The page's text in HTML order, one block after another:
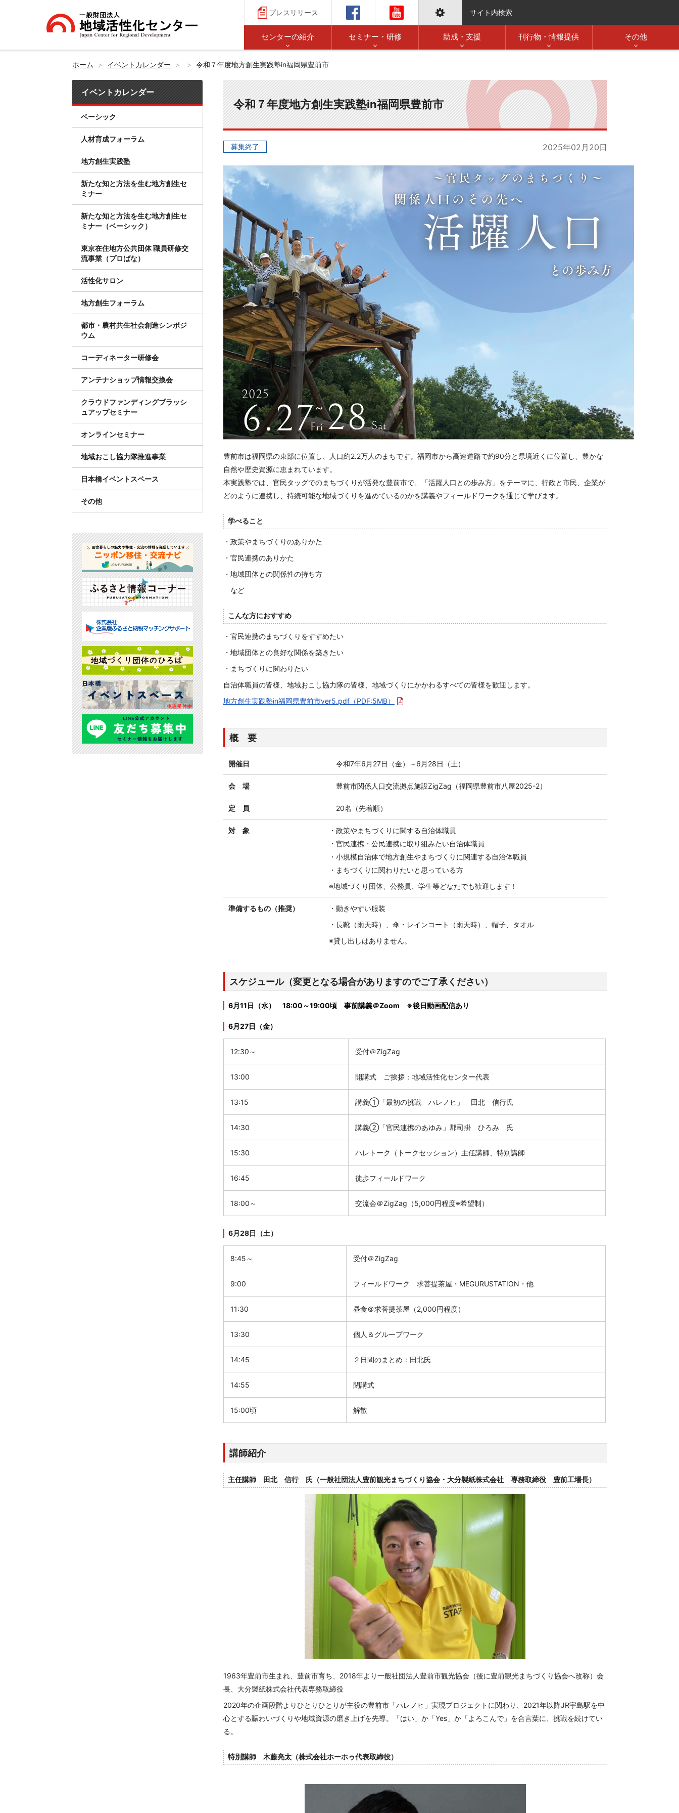
プレスリリース サイト内検索
センターの紹介 セミナー・研修 助成・支援 刊行物・情報提供 その他
ホーム イベントカレンダー 令和７年度地方創生実践塾in福岡県豊前市
令和７年度地方創生実践塾in福岡県豊前市
募集終了 2025年02月20日
豊前市は福岡県の東部に位置し、人口約2.2万人のまちです。福岡市から高速道路で約90分と県境近くに位置し、豊かな
自然や歴史資源に恵まれています。
本実践塾では、官民タッグでのまちづくりが活発な豊前市で、「活躍人口との歩み方」をテーマに、行政と市民、企業が
どのように連携し、持続可能な地域づくりを進めているのかを講義やフィールドワークを通じて学びます。
学べること
・政策やまちづくりのありかた
・官民連携のありかた
・地域団体との関係性の持ち方
など
こんな方におすすめ
・官民連携のまちづくりをすすめたい
・地域団体との良好な関係を築きたい
・まちづくりに関わりたい
自治体職員の皆様、地域おこし協力隊の皆様、地域づくりにかかわるすべての皆様を歓迎します。
地方創生実践塾in福岡県豊前市ver5.pdf（PDF:5MB）
概 要
開催日 令和7年6月27日（金）～6月28日（土）
会 場 豊前市関係人口交流拠点施設ZigZag（福岡県豊前市八屋2025-2）
定 員 20名（先着順）
対 象
・政策やまちづくりに関する自治体職員
・官民連携・公民連携に取り組みたい自治体職員
・小規模自治体で地方創生やまちづくりに関連する自治体職員
・まちづくりに関わりたいと思っている方
※地域づくり団体、公務員、学生等どなたでも歓迎します！
準備するもの（推奨）
・動きやすい服装
・長靴（雨天時）、傘・レインコート（雨天時）、帽子、タオル
※貸し出しはありません。
スケジュール（変更となる場合がありますのでご了承ください）
6月11日（水） 18:00～19:00頃 事前講義＠Zoom ※後日動画配信あり
6月27日（金）
12:30～ 受付＠ZigZag
13:00 開講式 ご挨拶：地域活性化センター代表
13:15 講義①「最初の挑戦 ハレノヒ」 田北 信行氏
14:30 講義②「官民連携のあゆみ」郡司掛 ひろみ 氏
15:30 ハレトーク（トークセッション）主任講師、特別講師
16:45 徒歩フィールドワーク
18:00～ 交流会＠ZigZag（5,000円程度※希望制）
6月28日（土）
8:45～ 受付＠ZigZag
9:00 フィールドワーク 求菩提茶屋・MEGURUSTATION・他
11:30 昼食＠求菩提茶屋（2,000円程度）
13:30 個人＆グループワーク
14:45 ２日間のまとめ：田北氏
14:55 閉講式
15:00頃 解散
講師紹介
主任講師 田北 信行 氏（一般社団法人豊前観光まちづくり協会・大分製紙株式会社 専務取締役 豊前工場長）
1963年豊前市生まれ、豊前市育ち、 2018年より一般社団法人豊前市観光協会（後に豊前観光まちづくり協会へ改称）会
長、大分製紙株式会社代表専務取締役
2020年の企画段階よりひとりひとりが主役の豊前市「ハレノヒ」実現プロジェクトに関わり、 2021年以降JR宇島駅を中
心とする賑わいづくりや地域資源の磨き上げを先導。「はい」か「Yes」か「よろこんで」を合言葉に、挑戦を続けてい
る。
特別講師 木藤亮太（株式会社ホーホゥ代表取締役）
イベントカレンダー
ベーシック
人材育成フォーラム
地方創生実践塾
新たな知と方法を生む地方創生セ
ミナー
新たな知と方法を生む地方創生セ
ミナー（ベーシック）
東京在住地方公共団体 職員研修交
流事業（プロばな）
活性化サロン
地方創生フォーラム
都市・農村共生社会創造シンポジ
ウム
コーディネーター研修会
アンテナショップ情報交換会
クラウドファンディングブラッシ
ュアップセミナー
オンラインセミナー
地域おこし協力隊推進事業
日本橋イベントスペース
その他